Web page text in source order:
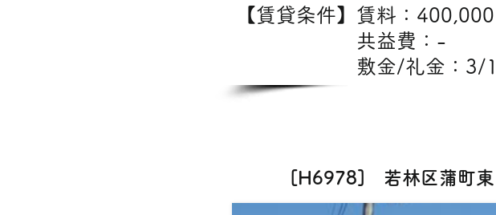
【賃貸条件】賃料：
共益費
敷金/礼金：3/1
[H6978] 若林区蒲町